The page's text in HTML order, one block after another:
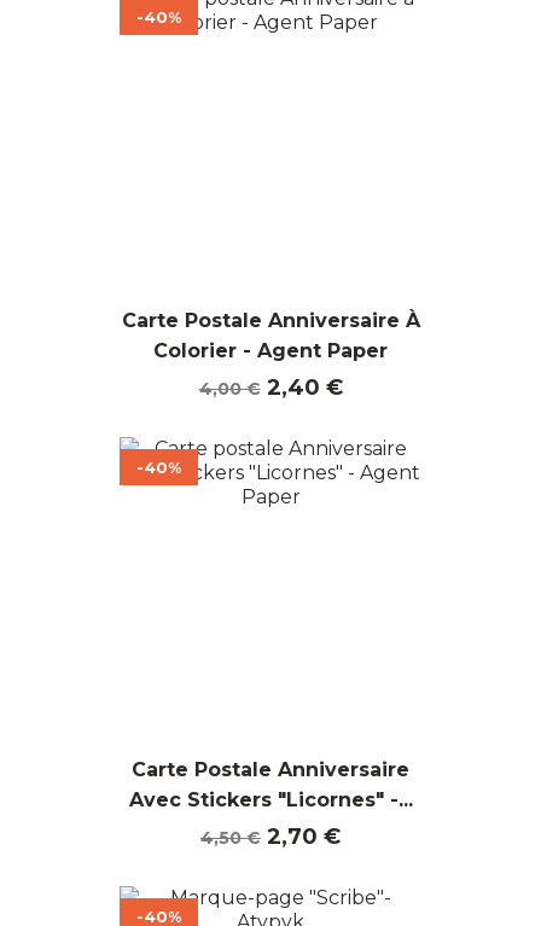
Carte Postale Anniversaire À
Colorier - Agent Paper
Prix
4,00 € Prix
2,40 €
-40%
Carte Postale Anniversaire
Avec Stickers "Licornes" -...
Prix
4,50 € Prix
2,70 €
-40%
-40%